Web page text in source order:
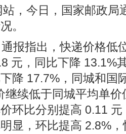
，今日，国家邮政局
。
报指出，快递价格低
元，同比下降 13.1%
降 17.7%，同城和国
继续低于同城平均单
环比分别提高 0.11
显，环比提高 2.8%